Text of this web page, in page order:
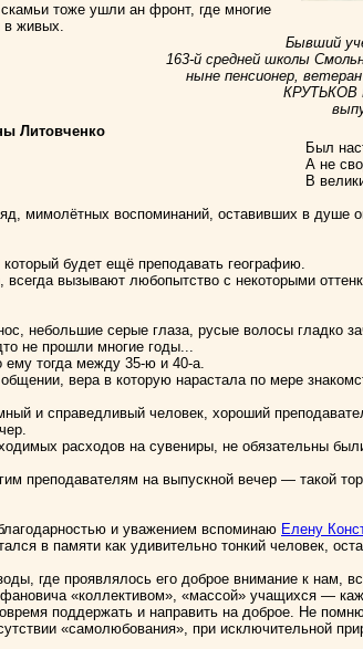
тоже ушли ан фронт, где многие
в живых.
Бывший
163-й средней школы
ныне пенсионер,
КРУТЬКОВ
Литовченко
Был
А не
В
мимолётных воспоминаний, оставивших в душе
будет ещё преподавать географию.
вызывают любопытство с некоторыми
небольшие серые глаза, русые волосы гладко
не прошли многие годы...
ему тогда между 35-ю и 40-а.
вера в которую нарастала по мере
и справедливый человек, хороший
расходов на сувениры, не обязательны
преподавателям на выпускной вечер — такой
и уважением вспоминаю Елену
в памяти как удивительно тонкий человек,
где проявлялось его доброе внимание к нам,
«коллективом», «массой» учащихся —
поддержать и направить на доброе. Не
«самолюбования», при исключительной